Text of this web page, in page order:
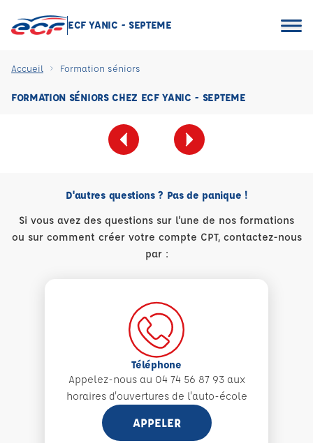
ECF YANIC - SEPTEME
Accueil Formation séniors
FORMATION SÉNIORS CHEZ ECF YANIC - SEPTEME
D'autres questions ? Pas de panique !
Si vous avez des questions sur l'une de nos formations
ou sur comment créer votre compte CPT, contactez-nous
par :
Téléphone
Appelez-nous au 04 74 56 87 93 aux
horaires d'ouvertures de l'auto-école
APPELER